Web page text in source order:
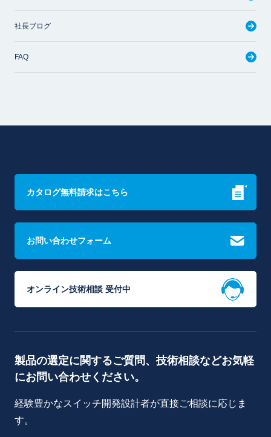
社長ブログ
FAQ
カタログ無料請求はこちら
お問い合わせフォーム
オンライン技術相談 受付中
製品の選定に関するご質問、技術相談などお気軽
にお問い合わせください。
経験豊かなスイッチ開発設計者が直接ご相談に応じま
す。